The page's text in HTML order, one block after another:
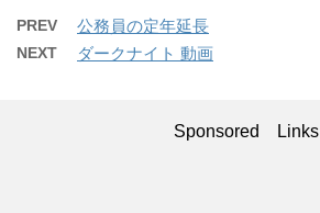
PREV 公務員の定年延長
NEXT ダークナイト 動画
Sponsored Links